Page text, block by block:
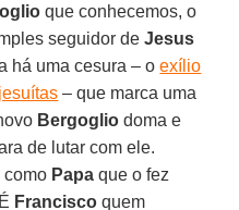
que conhecemos, o
seguidor deJesus
há uma cesura – oexílio
– que marca uma
Bergoglio doma e
de lutar com ele.
como Papa que o fez
Francisco quem